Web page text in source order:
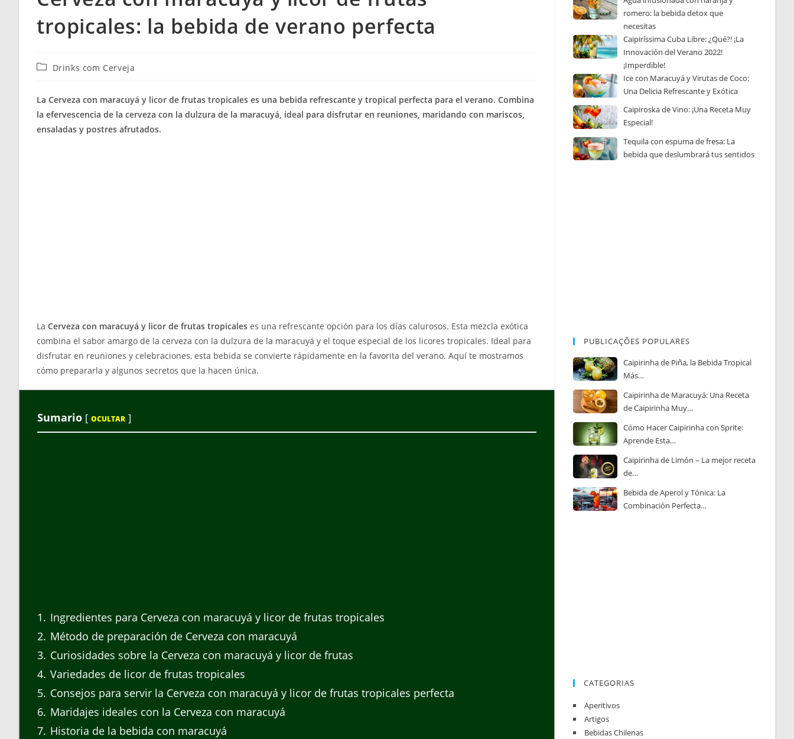
tropicales: la bebida de verano perfecta
Categoría
entrada:
Drinks com Cerveja
La Cerveza con maracuyá y licor de frutas tropicales es una bebida refrescante y tropical perfecta para el verano. Combina
la efervescencia de la cerveza con la dulzura de la maracuyá, ideal para disfrutar en reuniones, maridando con mariscos,
ensaladas y postres afrutados.
La Cerveza con maracuyá y licor de frutas tropicales es una refrescante opción para los días calurosos. Esta mezcla exótica
combina el sabor amargo de la cerveza con la dulzura de la maracuyá y el toque especial de los licores tropicales. Ideal para
disfrutar en reuniones y celebraciones, esta bebida se convierte rápidamente en la favorita del verano. Aquí te mostramos
cómo prepararla y algunos secretos que la hacen única.
Sumario [ OCULTAR ]
1
Ingredientes para Cerveza con maracuyá y licor de frutas tropicales
2 Método de preparación de Cerveza con maracuyá
3 Curiosidades sobre la Cerveza con maracuyá y licor de frutas
4 Variedades de licor de frutas tropicales
5 Consejos para servir la Cerveza con maracuyá y licor de frutas tropicales perfecta
6 Maridajes ideales con la Cerveza con maracuyá
7 Historia de la bebida con maracuyá
romero: la bebida detox que
necesitas
Caipiríssima Cuba Libre: ¿Qué?! ¡La
Innovación del Verano 2022!
¡Imperdible!
Ice con Maracuyá y Virutas de Coco:
Una Delicia Refrescante y Exótica
Caipiroska de Vino: ¡Una Receta Muy
Especial!
Tequila con espuma de fresa: La
bebida que deslumbrará tus sentidos
PUBLICAÇÕES POPULARES
Caipirinha de Piña, la Bebida Tropical
Más…
Caipirinha de Maracuyá: Una Receta
de Caipirinha Muy…
Cómo Hacer Caipirinha con Sprite:
Aprende Esta…
Caipirinha de Limón – La mejor receta
de…
Bebida de Aperol y Tónica: La
Combinación Perfecta…
CATEGORIAS
Aperitivos
Artigos
Bebidas Chilenas